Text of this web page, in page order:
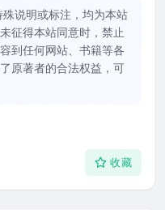
说明或标注，均为本站
征得本站同意时，禁止
到任何网站、书籍等各
原著者的合法权益，可
收藏